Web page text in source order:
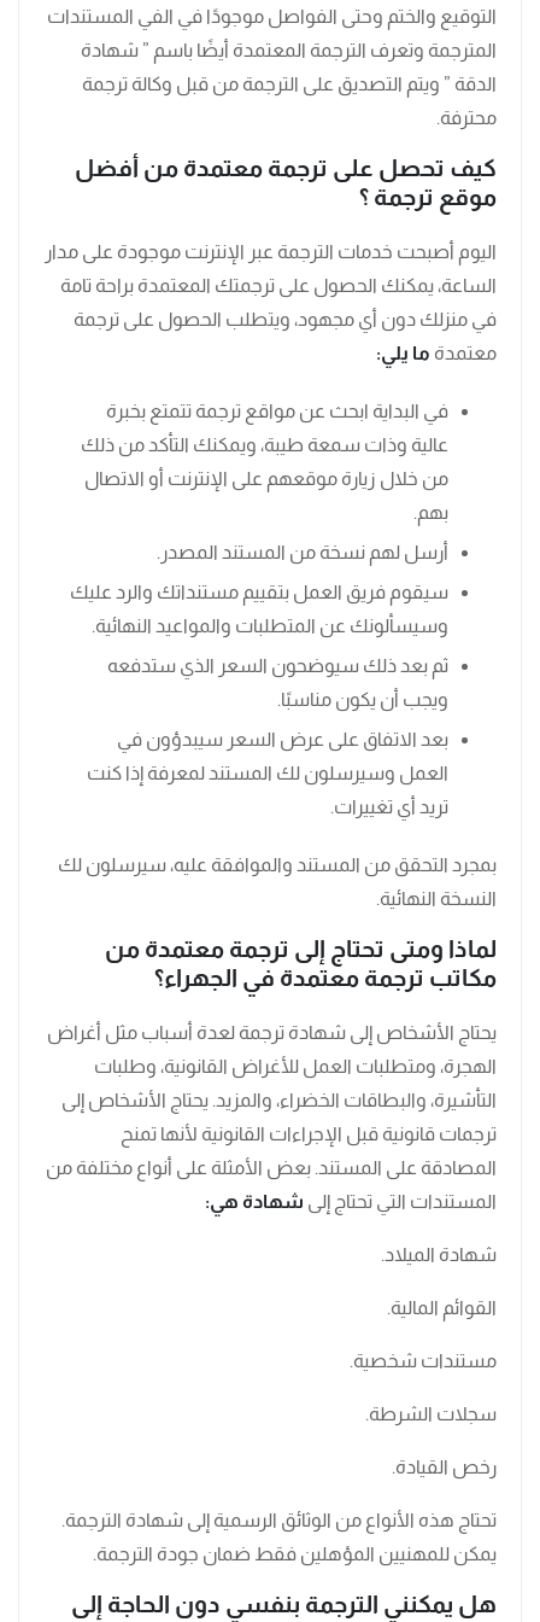
التوقيع والختم وحتى الفواصل موجودًا في الفي المستندات
المترجمة وتعرف الترجمة المعتمدة أيضًا باسم ” شهادة
الدقة ” ويتم التصديق على الترجمة من قبل وكالة ترجمة
محترفة.
كيف تحصل على ترجمة معتمدة من أفضل
موقع ترجمة ؟
اليوم أصبحت خدمات الترجمة عبر الإنترنت موجودة على مدار
الساعة، يمكنك الحصول على ترجمتك المعتمدة براحة تامة
في منزلك دون أي مجهود، ويتطلب الحصول على ترجمة
معتمدة ما يلي:
في البداية ابحث عن مواقع ترجمة تتمتع بخبرة
عالية وذات سمعة طيبة، ويمكنك التأكد من ذلك
من خلال زيارة موقعهم على الإنترنت أو الاتصال
بهم.
أرسل لهم نسخة من المستند المصدر.
سيقوم فريق العمل بتقييم مستنداتك والرد عليك
وسيسألونك عن المتطلبات والمواعيد النهائية.
ثم بعد ذلك سيوضحون السعر الذي ستدفعه
ويجب أن يكون مناسبًا.
بعد الاتفاق على عرض السعر سيبدؤون في
العمل وسيرسلون لك المستند لمعرفة إذا كنت
تريد أي تغييرات.
بمجرد التحقق من المستند والموافقة عليه، سيرسلون لك
النسخة النهائية.
لماذا ومتى تحتاج إلى ترجمة معتمدة من
مكاتب ترجمة معتمدة في الجهراء؟
يحتاج الأشخاص إلى شهادة ترجمة لعدة أسباب مثل أغراض
الهجرة، ومتطلبات العمل للأغراض القانونية، وطلبات
التأشيرة، والبطاقات الخضراء، والمزيد. يحتاج الأشخاص إلى
ترجمات قانونية قبل الإجراءات القانونية لأنها تمنح
المصادقة على المستند. بعض الأمثلة على أنواع مختلفة من
المستندات التي تحتاج إلى شهادة هي:
شهادة الميلاد.
القوائم المالية.
مستندات شخصية.
سجلات الشرطة.
رخص القيادة.
تحتاج هذه الأنواع من الوثائق الرسمية إلى شهادة الترجمة.
يمكن للمهنيين المؤهلين فقط ضمان جودة الترجمة.
هل يمكنني الترجمة بنفسي دون الحاجة إلى